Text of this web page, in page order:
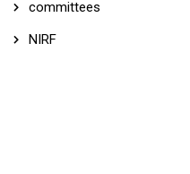
committees
NIRF